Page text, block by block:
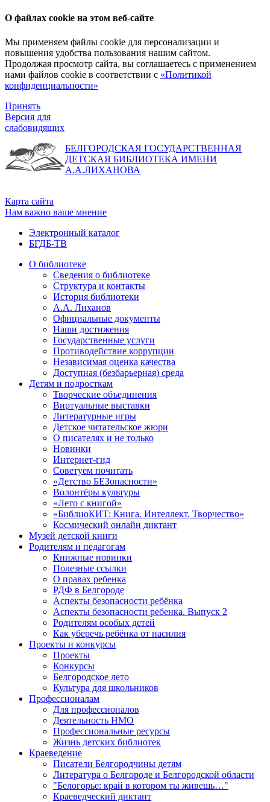
О файлах cookie на этом веб-сайте
Мы применяем файлы cookie для персонализации и
повышения удобства пользования нашим сайтом.
Продолжая просмотр сайта, вы соглашаетесь с применением
нами файлов cookie в соответствии с «Политикой
конфиденциальности»
Принять
Версия для
слабовидящих
БЕЛГОРОДСКАЯ ГОСУДАРСТВЕННАЯ
ДЕТСКАЯ БИБЛИОТЕКА ИМЕНИ
А.А.ЛИХАНОВА
Карта сайта
Нам важно ваше мнение
Электронный каталог
БГДБ-ТВ
О библиотеке
Сведения о библиотеке
Структура и контакты
История библиотеки
А.А. Лиханов
Официальные документы
Наши достижения
Государственные услуги
Противодействие коррупции
Независимая оценка качества
Доступная (безбарьерная) среда
Детям и подросткам
Творческие объединения
Виртуальные выставки
Литературные игры
Детское читательское жюри
О писателях и не только
Новинки
Интернет-гид
Советуем почитать
«Детство БЕЗопасности»
Волонтёры культуры
«Лето с книгой»
«БиблиоКИТ: Книга. Интеллект. Творчество»
Космический онлайн диктант
Музей детской книги
Родителям и педагогам
Книжные новинки
Полезные ссылки
О правах ребенка
РДФ в Белгороде
Аспекты безопасности ребёнка
Аспекты безопасности ребенка. Выпуск 2
Родителям особых детей
Как уберечь ребёнка от насилия
Проекты и конкурсы
Проекты
Конкурсы
Белгородское лето
Культура для школьников
Профессионалам
Для профессионалов
Деятельность НМО
Профессиональные ресурсы
Жизнь детских библиотек
Краеведение
Писатели Белгородчины детям
Литература о Белгороде и Белгородской области
"Белогорье: край в котором ты живешь…"
Краеведческий диктант